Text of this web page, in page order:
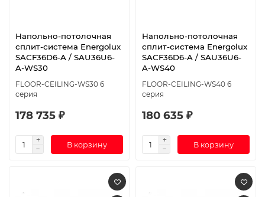
Напольно-потолочная
сплит-система Energolux
SAСF36D6-A / SAU36U6-
A-WS30
FLOOR-CEILING-WS30 6
серия
178 735 ₽
В корзину
Напольно-потолочная
сплит-система Energolux
SAСF36D6-A / SAU36U6-
A-WS40
FLOOR-CEILING-WS40 6
серия
180 635 ₽
В корзину